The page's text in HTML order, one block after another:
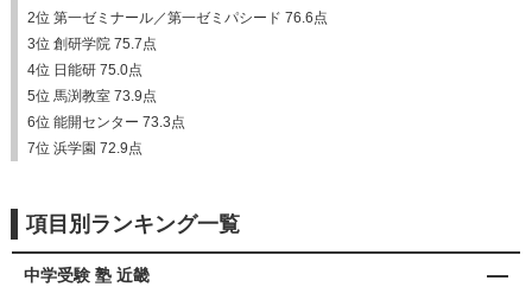
2位 第一ゼミナール／第一ゼミパシード 76.6点
3位 創研学院 75.7点
4位 日能研 75.0点
5位 馬渕教室 73.9点
6位 能開センター 73.3点
7位 浜学園 72.9点
項目別ランキング一覧
中学受験 塾 近畿